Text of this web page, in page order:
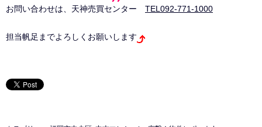
お問い合わせは、天神売買センター TEL092-771-1000
担当帆足までよろしくお願いします